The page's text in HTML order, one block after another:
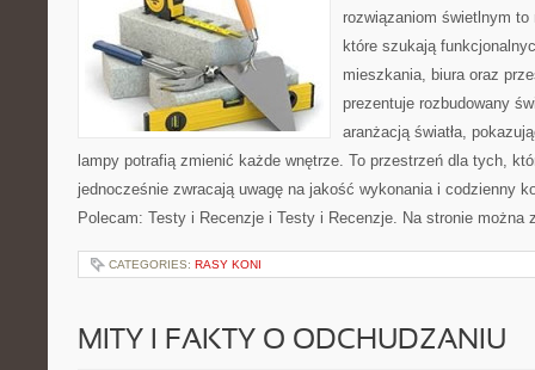
rozwiązaniom świetlnym
które szukają
mieszkania, biura oraz
prezentuje rozbudowany
aranżacją światła,
lampy potrafią zmienić każde wnętrze. To przestrzeń dla tych,
jednocześnie zwracają uwagę na jakość wykonania i codzienny
Polecam: Testy i Recenzje i Testy i Recenzje. Na stronie
CATEGORIES: RASY KONI
MITY I FAKTY O ODCHUDZANIU